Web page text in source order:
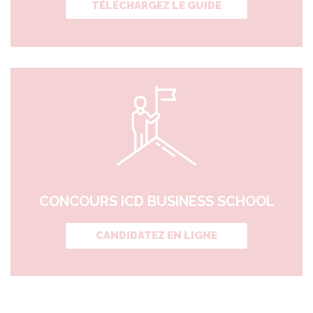
TÉLÉCHARGEZ LE GUIDE
CONCOURS ICD BUSINESS SCHOOL
CANDIDATEZ EN LIGNE